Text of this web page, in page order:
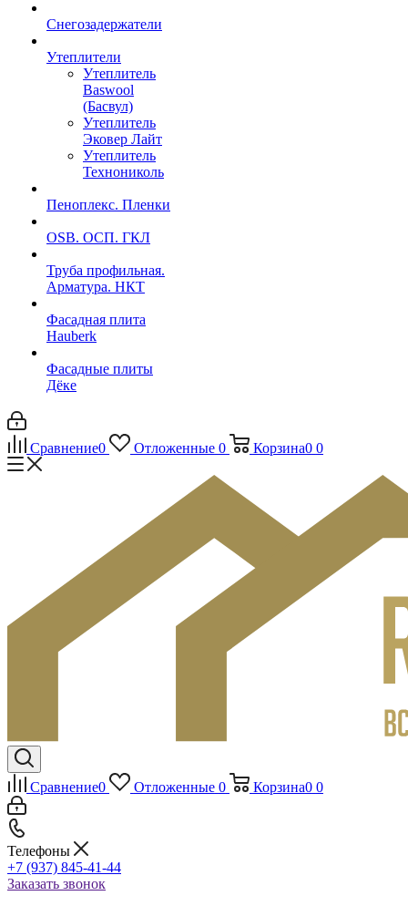
Снегозадержатели
Утеплители
Утеплитель
Baswool
(Басвул)
Утеплитель
Эковер Лайт
Утеплитель
Технониколь
Пеноплекс. Пленки
OSB. ОСП. ГКЛ
Труба профильная.
Арматура. НКТ
Фасадная плита
Hauberk
Фасадные плиты
Дёке
Сравнение0 Отложенные 0 Корзина0 0
Сравнение0 Отложенные 0 Корзина0 0
Телефоны
+7 (937) 845-41-44
Заказать звонок